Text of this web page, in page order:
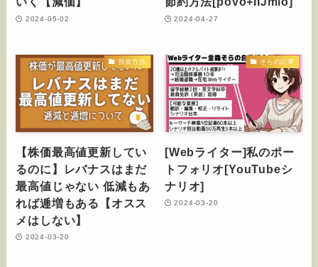
2024-05-02 2024-04-27
投資方法
【株価最高値更新してい
るのに】レバナスはまだ
最高値じゃない 低減もあ
れば逓増もある【オスス
メはしない】
2024-03-20
そらの記事
[Webライター]私のポー
トフォリオ[YouTubeシ
ナリオ]
2024-03-20